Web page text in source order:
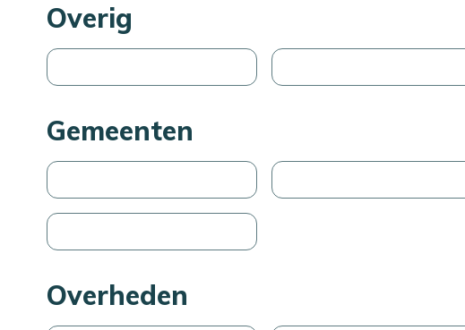
Overig
Gemeenten
Overheden